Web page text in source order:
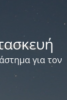
για τον